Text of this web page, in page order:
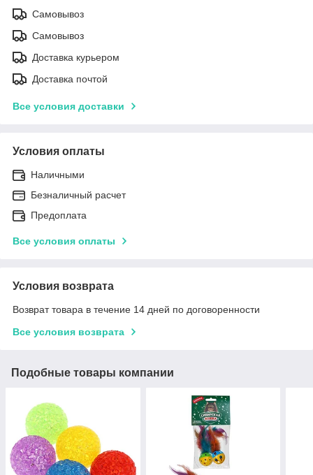
Самовывоз
Самовывоз
Доставка курьером
Доставка почтой
Все условия доставки
Условия оплаты
Наличными
Безналичный расчет
Предоплата
Все условия оплаты
Условия возврата
Возврат товара в течение 14 дней по договоренности
Все условия возврата
Подобные товары компании